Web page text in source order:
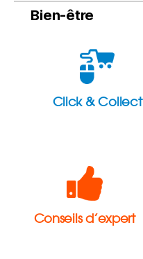
Bien-être
Click & Collect
Conseils d’expert